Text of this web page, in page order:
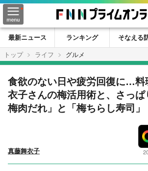
最新ニュース ランキング そなえる
トップ
ライフ グルメ
食欲のない日や疲労回復に…料
衣子さんの梅活用術と、さっ
梅肉だれ」と「梅ちらし寿司」
真藤舞衣子